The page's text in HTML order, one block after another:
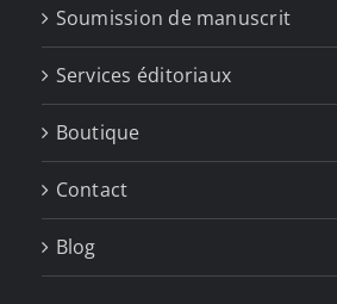
Soumission de manuscrit
Services éditoriaux
Boutique
Contact
Blog